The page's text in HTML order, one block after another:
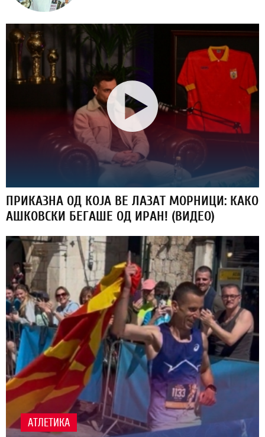
ПРИКАЗНА ОД КОЈА ВЕ ЛАЗАТ МОРНИЦИ: КАКО
АШКОВСКИ БЕГАШЕ ОД ИРАН! (ВИДЕО)
АТЛЕТИКА